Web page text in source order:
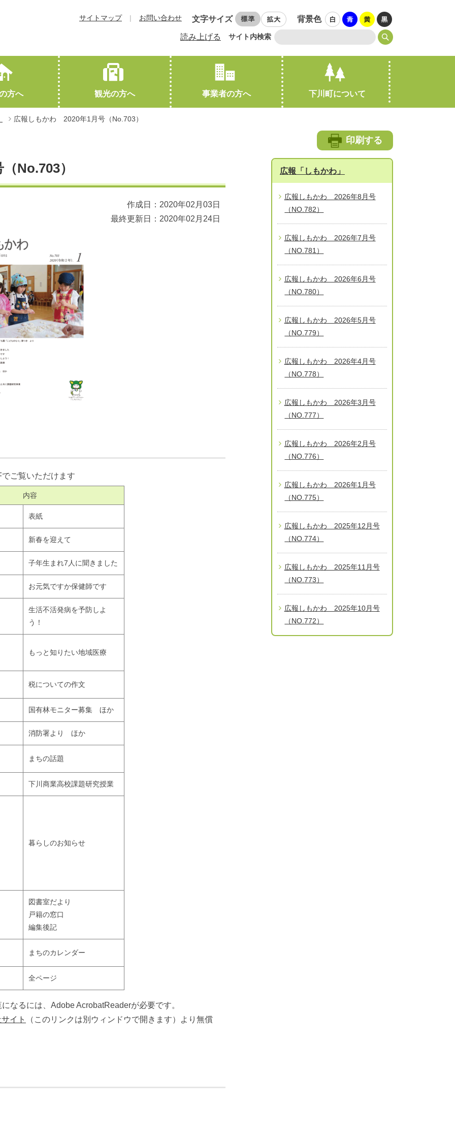
背景色
文字サイズ
サイトマップ お問い合わせ
読み上げる サイト内検索
方へ 観光の方へ 事業者の方へ 下川町について
広報しもかわ 2020年1月号（No.703）
印刷する
No.703）
作成日：2020年02月03日
最終更新日：2020年02月24日
ご覧いただけます
内容
表紙
新春を迎えて
子年生まれ7人に聞きました
お元気ですか保健師です
生活不活発病を予防しよ
う！
もっと知りたい地域医療
税についての作文
国有林モニター募集 ほか
消防署より ほか
まちの話題
下川商業高校課題研究授業
暮らしのお知らせ
図書室だより
戸籍の窓口
編集後記
まちのカレンダー
全ページ
なるには、Adobe AcrobatReaderが必要です。
イト
（このリンクは別ウィンドウで開きます）より無償
広報「しもかわ」
広報しもかわ 2026年8月号
（NO.782）
広報しもかわ 2026年7月号
（NO.781）
広報しもかわ 2026年6月号
（NO.780）
広報しもかわ 2026年5月号
（NO.779）
広報しもかわ 2026年4月号
（NO.778）
広報しもかわ 2026年3月号
（NO.777）
広報しもかわ 2026年2月号
（NO.776）
広報しもかわ 2026年1月号
（NO.775）
広報しもかわ 2025年12月号
（NO.774）
広報しもかわ 2025年11月号
（NO.773）
広報しもかわ 2025年10月号
（NO.772）